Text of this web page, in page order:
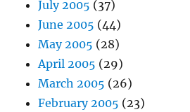
July 2005 (37)
June 2005 (44)
May 2005 (28)
April 2005 (29)
March 2005 (26)
February 2005 (23)